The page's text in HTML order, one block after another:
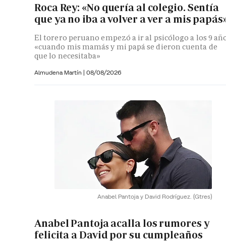
Roca Rey: «No quería al colegio. Sentía
que ya no iba a volver a ver a mis
El torero peruano empezó a ir al psicólogo a los 9
«cuando mis mamás y mi papá se dieron cuenta de
que lo necesitaba»
Almudena Martín | 08/08/2026
Anabel Pantoja y David Rodríguez. (Gtres)
Anabel Pantoja acalla los rumores y
felicita a David por su cumpleaños